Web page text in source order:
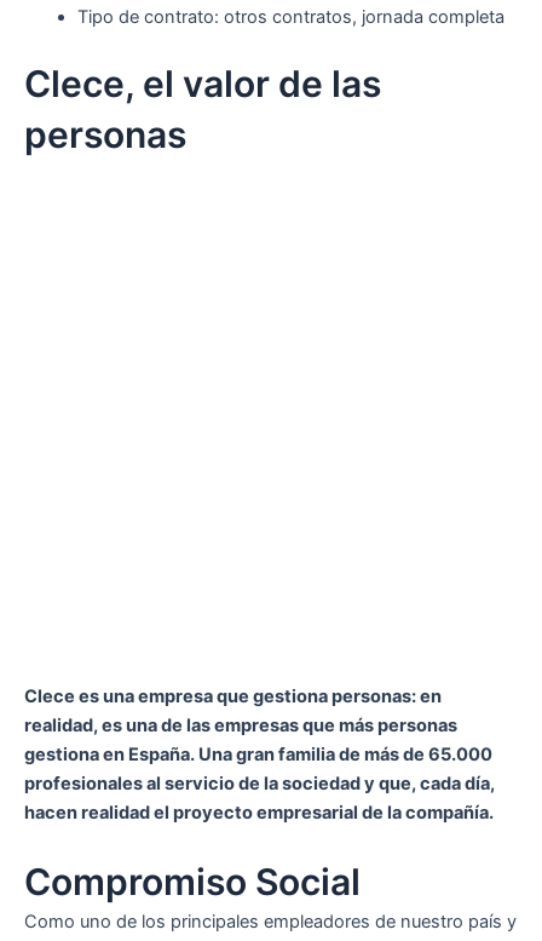
Tipo de contrato: otros contratos, jornada completa
Clece, el valor de las
personas
Clece es una empresa que gestiona personas: en
realidad, es una de las empresas que más personas
gestiona en España. Una gran familia de más de 65.000
profesionales al servicio de la sociedad y que, cada día,
hacen realidad el proyecto empresarial de la compañía.
Compromiso Social
Como uno de los principales empleadores de nuestro país y